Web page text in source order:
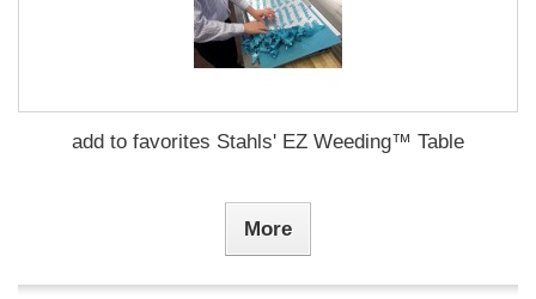
add to favorites Stahls' EZ Weeding™ Table
More